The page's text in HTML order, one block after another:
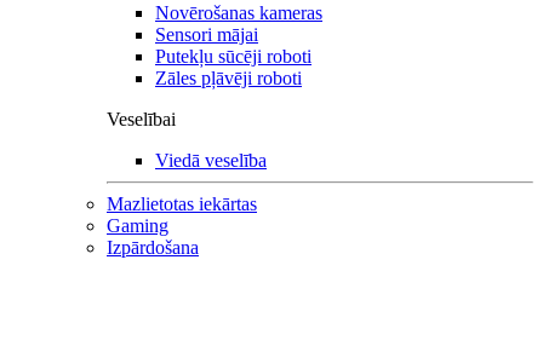
Novērošanas kameras
Sensori mājai
Putekļu sūcēji roboti
Zāles pļāvēji roboti
Veselībai
Viedā veselība
Mazlietotas iekārtas
Gaming
Izpārdošana